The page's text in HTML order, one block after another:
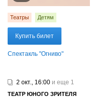
Театры Детям
Купить билет
Спектакль "Огниво"
2 окт., 16:00 и еще 1
ТЕАТР ЮНОГО ЗРИТЕЛЯ